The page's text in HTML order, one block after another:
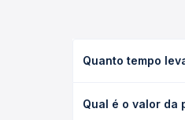
Quanto tempo
leito) e as
Qual é o valor da